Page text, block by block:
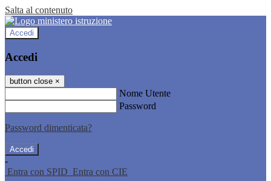
Salta al contenuto
Accedi
Accedi
button close ×
Nome Utente
Password
Password dimenticata?
-
Entra con SPID Entra con CIE